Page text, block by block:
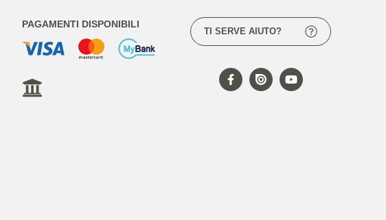
PAGAMENTI DISPONIBILI
TI SERVE AIUTO?